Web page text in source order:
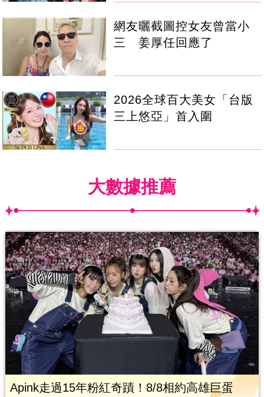
網友曬截圖控女友曾當小
三 姜厚任回應了
2026全球百大美女「台版
三上悠亞」首入圍
大數據推薦
Apink走過15年粉紅奇蹟！8/8相約高雄巨蛋